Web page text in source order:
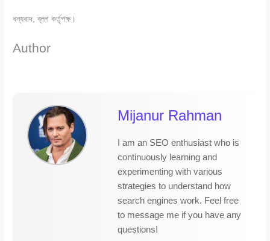
ধন্যবাদ, ব্লগ কর্তৃপক্ষ।
Author
Mijanur Rahman
I am an SEO enthusiast who is
continuously learning and
experimenting with various
strategies to understand how
search engines work. Feel free
to message me if you have any
questions!